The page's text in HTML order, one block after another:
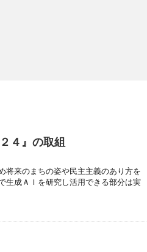
４』の取組
来のまちの姿や民主主義のあり方を
生成ＡＩを研究し活用できる部分は実